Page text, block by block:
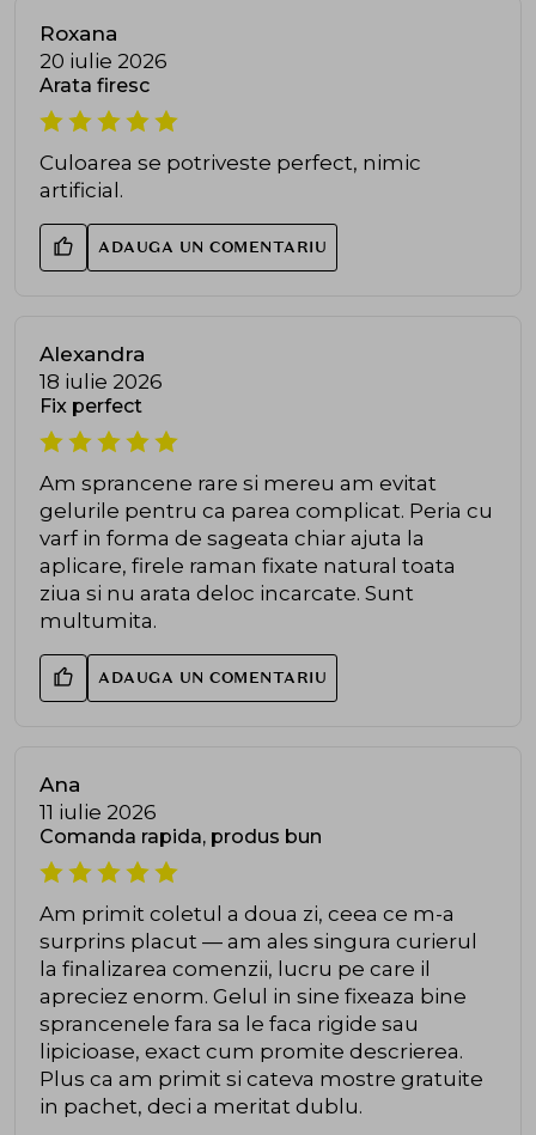
Roxana
20 iulie 2026
Arata firesc
Culoarea se potriveste perfect, nimic
artificial.
ADAUGA UN COMENTARIU
Alexandra
18 iulie 2026
Fix perfect
Am sprancene rare si mereu am evitat
gelurile pentru ca parea complicat. Peria cu
varf in forma de sageata chiar ajuta la
aplicare, firele raman fixate natural toata
ziua si nu arata deloc incarcate. Sunt
multumita.
ADAUGA UN COMENTARIU
Ana
11 iulie 2026
Comanda rapida, produs bun
Am primit coletul a doua zi, ceea ce m-a
surprins placut — am ales singura curierul
la finalizarea comenzii, lucru pe care il
apreciez enorm. Gelul in sine fixeaza bine
sprancenele fara sa le faca rigide sau
lipicioase, exact cum promite descrierea.
Plus ca am primit si cateva mostre gratuite
in pachet, deci a meritat dublu.